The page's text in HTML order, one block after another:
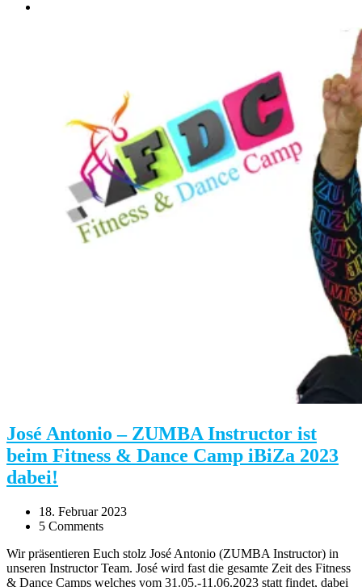
José Antonio – ZUMBA Instructor ist
beim Fitness & Dance Camp iBiZa 2023
dabei!
18. Februar 2023
5 Comments
Wir präsentieren Euch stolz José Antonio (ZUMBA Instructor) in
unseren Instructor Team. José wird fast die gesamte Zeit des Fitness
& Dance Camps welches vom 31.05.-11.06.2023 statt findet, dabei